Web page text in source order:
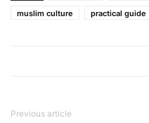
muslim culture
practical guide
Previous article